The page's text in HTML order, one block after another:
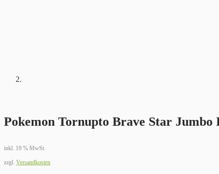
Pokemon Tornupto Brave Star Jumbo
inkl. 19 % MwSt.
zzgl. Versandkosten